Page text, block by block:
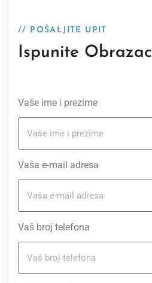
// POŠALJITE UPIT
Ispunite Obrazac
Vaše ime i prezime
Vaša e-mail adresa
Vaš broj telefona